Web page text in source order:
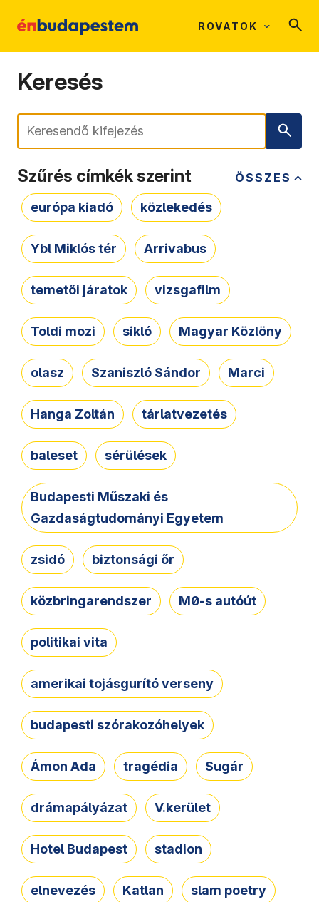
ROVATOK
Keresés
Keresés
ÖSSZES
Szűrés címkék szerint
európa kiadó közlekedés
Ybl Miklós tér Arrivabus
temetői járatok vizsgafilm
Toldi mozi sikló Magyar Közlöny
olasz Szaniszló Sándor Marci
Hanga Zoltán tárlatvezetés
baleset sérülések
Budapesti Műszaki és
Gazdaságtudományi Egyetem
zsidó biztonsági őr
közbringarendszer M0-s autóút
politikai vita
amerikai tojásgurító verseny
budapesti szórakozóhelyek
Ámon Ada tragédia Sugár
drámapályázat V.kerület
Hotel Budapest stadion
elnevezés Katlan slam poetry